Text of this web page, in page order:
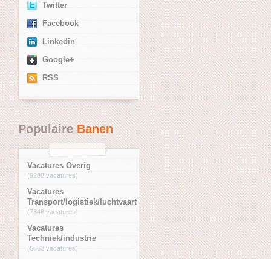
Twitter
Facebook
Linkedin
Google+
RSS
PopulaireBanen
Vacatures Overig
(9288 vacatures)
Vacatures
Transport/logistiek/luchtvaart
(7348 vacatures)
Vacatures
Techniek/industrie
(6563 vacatures)